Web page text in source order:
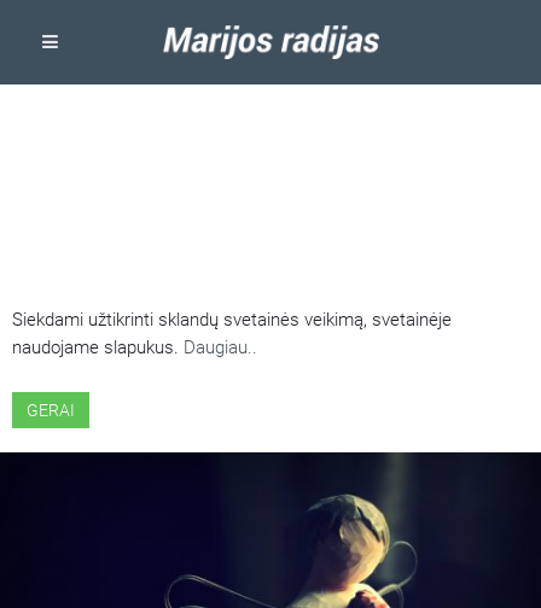
Siekdami užtikrinti sklandų svetainės veikimą, svetainėje
naudojame slapukus. Daugiau..
GERAI